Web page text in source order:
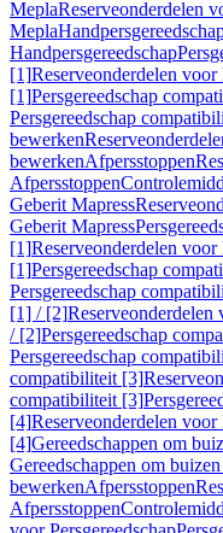
MeplaReserveonderdelen
Mepla
Handpersgereedschap
[1]Reserveonderdelen
[1]Persgereedschap
Persgereedschap
bewerken
bewerkenAfpersstoppen
Afpersstoppen
Geberit Mapress
Geberit Mapress
[1]Reserveonderdelen
[1]Persgereedschap
Persgereedschap
[1] / [2]Reserveonderdelen
/ [2]Persgereedschap
Persgereedschap
compatibiliteit [3]
compatibiliteit [3]
[4]Reserveonderdelen
[4]Gereedschappen om
Gereedschappen om
bewerkenAfpersstoppen
Afpersstoppen